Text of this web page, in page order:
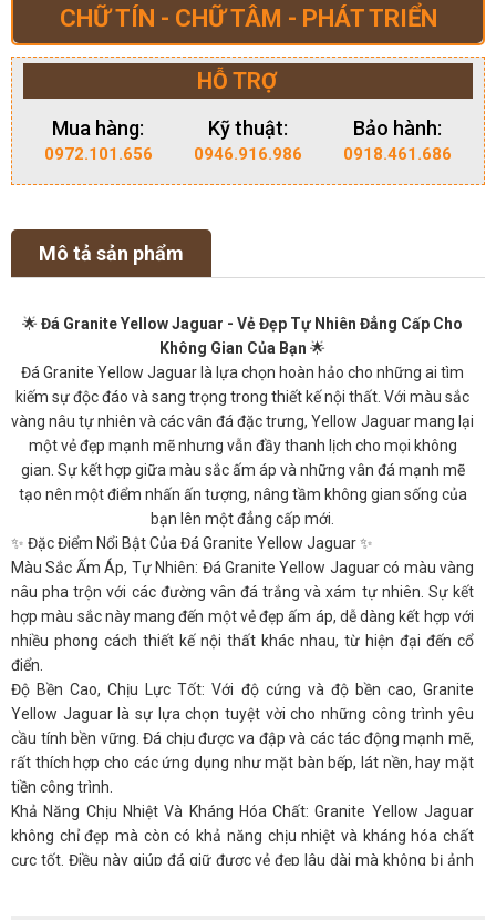
CHỮ TÍN - CHỮ TÂM - PHÁT TRIỂN
HỖ TRỢ
Mua hàng:
0972.101.656
Kỹ thuật:
0946.916.986
Bảo hành:
0918.461.686
Mô tả sản phẩm
🌟 Đá Granite Yellow Jaguar - Vẻ Đẹp Tự Nhiên Đẳng Cấp Cho
Không Gian Của Bạn 🌟
Đá Granite Yellow Jaguar là lựa chọn hoàn hảo cho những ai tìm
kiếm sự độc đáo và sang trọng trong thiết kế nội thất. Với màu sắc
vàng nâu tự nhiên và các vân đá đặc trưng, Yellow Jaguar mang lại
một vẻ đẹp mạnh mẽ nhưng vẫn đầy thanh lịch cho mọi không
gian. Sự kết hợp giữa màu sắc ấm áp và những vân đá mạnh mẽ
tạo nên một điểm nhấn ấn tượng, nâng tầm không gian sống của
bạn lên một đẳng cấp mới.
✨ Đặc Điểm Nổi Bật Của Đá Granite Yellow Jaguar ✨
Màu Sắc Ấm Áp, Tự Nhiên: Đá Granite Yellow Jaguar có màu vàng
nâu pha trộn với các đường vân đá trắng và xám tự nhiên. Sự kết
hợp màu sắc này mang đến một vẻ đẹp ấm áp, dễ dàng kết hợp với
nhiều phong cách thiết kế nội thất khác nhau, từ hiện đại đến cổ
điển.
Độ Bền Cao, Chịu Lực Tốt: Với độ cứng và độ bền cao, Granite
Yellow Jaguar là sự lựa chọn tuyệt vời cho những công trình yêu
cầu tính bền vững. Đá chịu được va đập và các tác động mạnh mẽ,
rất thích hợp cho các ứng dụng như mặt bàn bếp, lát nền, hay mặt
tiền công trình.
Khả Năng Chịu Nhiệt Và Kháng Hóa Chất: Granite Yellow Jaguar
không chỉ đẹp mà còn có khả năng chịu nhiệt và kháng hóa chất
cực tốt. Điều này giúp đá giữ được vẻ đẹp lâu dài mà không bị ảnh